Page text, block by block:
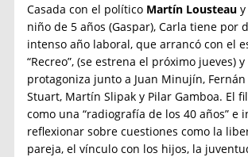
Casada con el político Martín Lousteau
niño de 5 años (Gaspar), Carla tiene por
intenso año laboral, que arrancó con el
“Recreo”, (se estrena el próximo jueves)
protagoniza junto a Juan Minujín, Fernán
Stuart, Martín Slipak y Pilar Gamboa. El
como una “radiografía de los 40 años” e
reflexionar sobre cuestiones como la
pareja, el vínculo con los hijos, la